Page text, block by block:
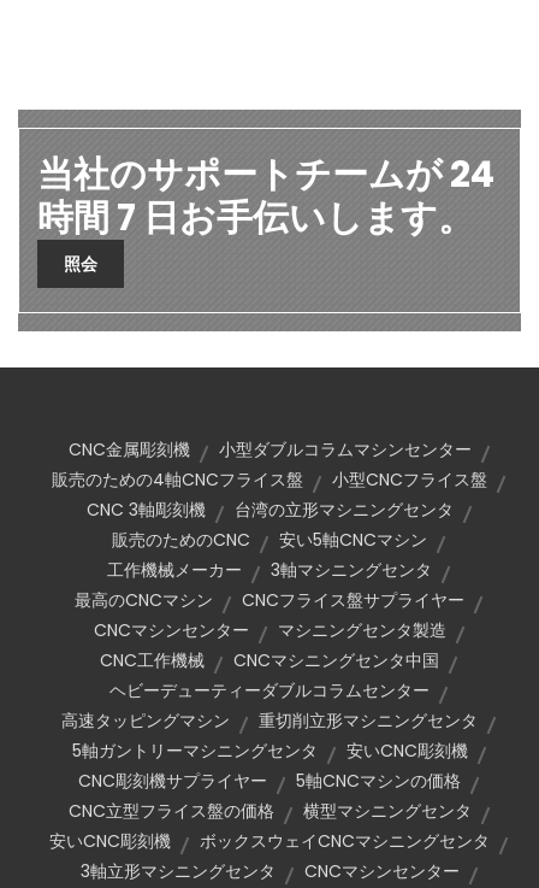
当社のサポートチームが 24
時間 7 日お手伝いします。
照会
CNC金属彫刻機
小型ダブルコラムマシンセンター
販売のための4軸CNCフライス盤
小型CNCフライス盤
CNC 3軸彫刻機
台湾の立形マシニングセンタ
販売のためのCNC
安い5軸CNCマシン
工作機械メーカー
3軸マシニングセンタ
最高のCNCマシン
CNCフライス盤サプライヤー
CNCマシンセンター
マシニングセンタ製造
CNC工作機械
CNCマシニングセンタ中国
ヘビーデューティーダブルコラムセンター
高速タッピングマシン
重切削立形マシニングセンタ
5軸ガントリーマシニングセンタ
安いCNC彫刻機
CNC彫刻機サプライヤー
5軸CNCマシンの価格
CNC立型フライス盤の価格
横型マシニングセンタ
安いCNC彫刻機
ボックスウェイCNCマシニングセンタ
3軸立形マシニングセンタ
CNCマシンセンター